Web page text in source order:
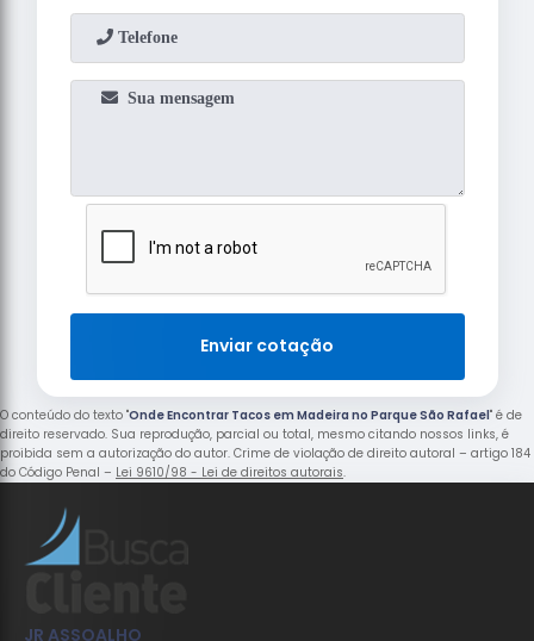
Enviar cotação
O conteúdo do texto "Onde Encontrar Tacos em Madeira no Parque São Rafael" é de
direito reservado. Sua reprodução, parcial ou total, mesmo citando nossos links, é
proibida sem a autorização do autor. Crime de violação de direito autoral – artigo 184
do Código Penal – Lei 9610/98 - Lei de direitos autorais.
JR ASSOALHO